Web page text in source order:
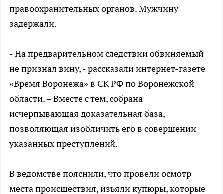
правоохранительных органов. Мужчину
задержали.
- На предварительном следствии обвиняемый
не признал вину, - рассказали интернет-газете
«Время Воронежа» в СК РФ по Воронежской
области. – Вместе с тем, собрана
исчерпывающая доказательная база,
позволяющая изобличить его в совершении
указанных преступлений.
В ведомстве пояснили, что провели осмотр
места происшествия, изъяли купюры, которые